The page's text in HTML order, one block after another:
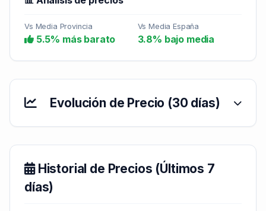
Vs Media Provincia
5.5% más barato
Vs Media España
3.8% bajo media
Evolución de Precio (30 días)
Historial de Precios (Últimos 7
días)